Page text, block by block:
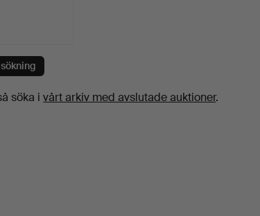
söka ivårt arkiv med avslutade auktioner.